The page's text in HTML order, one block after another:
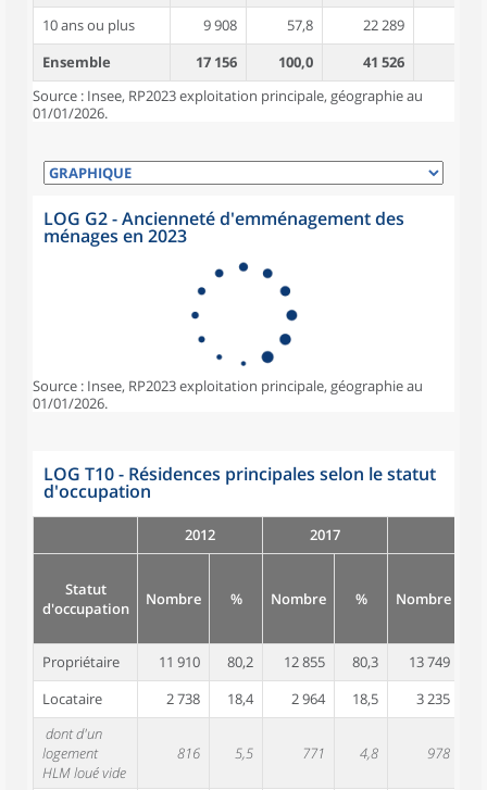
10 ans ou plus
9 908 57,8 22 289
Ensemble
17 156 100,0 41 526
Source : Insee, RP2023 exploitation principale, géographie au
01/01/2026.
LOG G2 - Ancienneté d'emménagement des
ménages en 2023
Source : Insee, RP2023 exploitation principale, géographie au
01/01/2026.
LOG T10 - Résidences principales selon le statut
d'occupation
2012 2017
Statut
d'occupation
Nombre % Nombre % Nombre
Propriétaire 11 910 80,2 12 855 80,3 13 749
Locataire
2 738 18,4 2 964 18,5 3 235
dont d'un
logement
HLM loué vide
816 5,5 771 4,8 978